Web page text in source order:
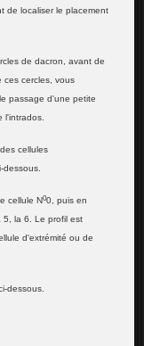
de localiser le placement
de dacron, avant de
ces cercles, vous
passage d'une petite
l'intrados.
cellules
dessous.
cellule N00, puis en
5, la 6. Le profil est
d'extrémité ou de
dessous.